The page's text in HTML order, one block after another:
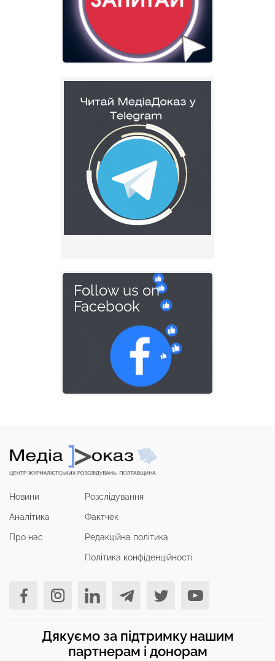
Follow us on
Facebook
Новини
Аналітика
Про нас
Розслідування
Фактчек
Редакційна політика
Політика конфіденційності
Дякуємо за підтримку нашим
партнерам і донорам